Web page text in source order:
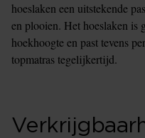
hoeslaken een uitstekende
en plooien. Het hoeslaken is
hoekhoogte en past tevens
topmatras tegelijkertijd.